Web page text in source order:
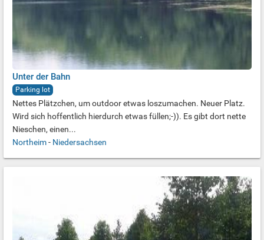
Unter der Bahn
Parking lot
Nettes Plätzchen, um outdoor etwas loszumachen. Neuer Platz.
Wird sich hoffentlich hierdurch etwas füllen;-)). Es gibt dort nette
Nieschen, einen...
Northeim- Niedersachsen